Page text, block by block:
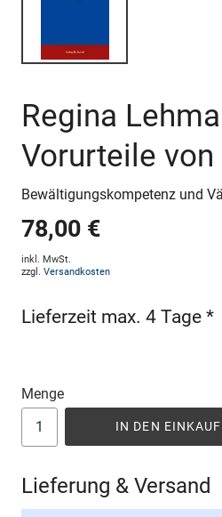
Regina
Vorurteile von
Bewältigungskompetenz und
78,00 €
inkl. MwSt.
zzgl. Versandkosten
Lieferzeit max. 4 Tage *
Menge
IN DEN
Lieferung & Versand